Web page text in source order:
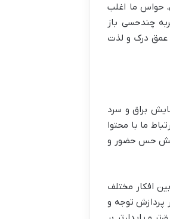
حواس ما اغلب
چندحسی باز
عمق درک و لذت
براق و سرد
ما با محتوا
حس حضور و
افکار مختلف
پردازش توجه و